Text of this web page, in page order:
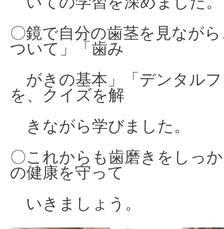
〇鏡で自分の歯茎を見なが
ついて」「歯み
がきの基本」「デンタル
を、クイズを解
きながら学びました。
〇これからも歯磨きをしっ
の健康を守って
いきましょう。